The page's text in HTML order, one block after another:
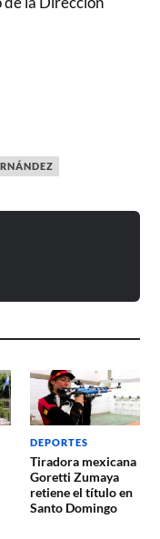
DEPORTES
Tiradora mexicana
Goretti Zumaya
retiene el título en
Santo Domingo